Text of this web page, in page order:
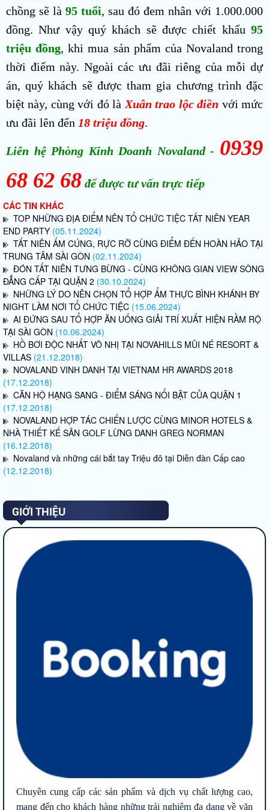
chồng sẽ là 95 tuổi, sau đó đem nhân với 1.000.000
đồng. Như vậy quý khách sẽ được chiết khấu 95
triệu đồng, khi mua sản phẩm của Novaland trong
thời điểm này. Ngoài các ưu đãi riêng của mỗi dự
án, quý khách sẽ được tham gia chương trình đặc
biệt này, cùng với đó là Xuân trao lộc điền với mức
ưu đãi lên đến 18 triệu đồng.
Liên hệ Phòng Kinh Doanh Novaland - 0939
68 62 68 để được tư vấn trực tiếp
CÁC TIN KHÁC
TOP NHỮNG ĐỊA ĐIỂM NÊN TỔ CHỨC TIỆC TẤT NIÊN YEAR
END PARTY (05.11.2024)
TẤT NIÊN ẤM CÚNG, RỰC RỠ CÙNG ĐIỂM ĐẾN HOÀN HẢO TẠI
TRUNG TÂM SÀI GÒN (02.11.2024)
ĐÓN TẤT NIÊN TƯNG BỪNG - CÙNG KHÔNG GIAN VIEW SÔNG
ĐẲNG CẤP TẠI QUẬN 2 (30.10.2024)
NHỮNG LÝ DO NÊN CHỌN TỔ HỢP ẨM THỰC BÌNH KHÁNH BY
NIGHT LÀM NƠI TỔ CHỨC TIỆC (15.06.2024)
AI ĐỨNG SAU TỔ HỢP ĂN UỐNG GIẢI TRÍ XUẤT HIỆN RẦM RỘ
TẠI SÀI GÒN (10.06.2024)
HỒ BƠI ĐỘC NHẤT VÔ NHỊ TẠI NOVAHILLS MŨI NÉ RESORT &
VILLAS (21.12.2018)
NOVALAND VINH DANH TẠI VIETNAM HR AWARDS 2018
(17.12.2018)
CĂN HỘ HẠNG SANG - ĐIỂM SÁNG NỔI BẬT CỦA QUẬN 1
(17.12.2018)
NOVALAND HỢP TÁC CHIẾN LƯỢC CÙNG MINOR HOTELS &
NHÀ THIẾT KẾ SÂN GOLF LỪNG DANH GREG NORMAN
(16.12.2018)
Novaland và những cái bắt tay Triệu đô tại Diễn đàn Cấp cao
(12.12.2018)
GIỚI THIỆU
Chuyên cung cấp các sản phẩm và dịch vụ chất lượng cao,
mang đến cho khách hàng những trải nghiệm đa dạng về văn